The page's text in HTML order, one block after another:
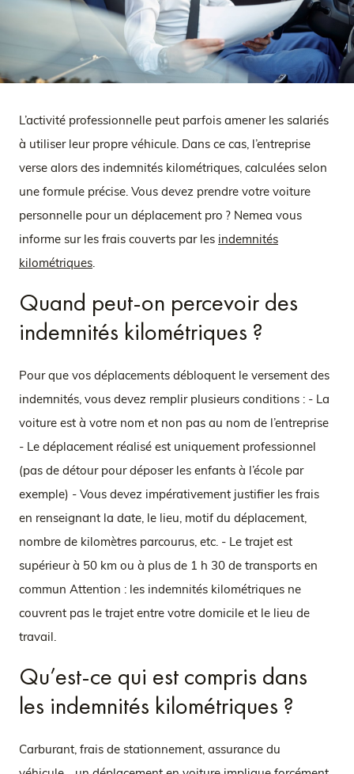
L’activité professionnelle peut parfois amener les salariés
à utiliser leur propre véhicule. Dans ce cas, l’entreprise
verse alors des indemnités kilométriques, calculées selon
une formule précise. Vous devez prendre votre voiture
personnelle pour un déplacement pro ? Nemea vous
informe sur les frais couverts par les indemnités
kilométriques.
Quand peut-on percevoir des
indemnités kilométriques ?
Pour que vos déplacements débloquent le versement des
indemnités, vous devez remplir plusieurs conditions : - La
voiture est à votre nom et non pas au nom de l’entreprise
- Le déplacement réalisé est uniquement professionnel
(pas de détour pour déposer les enfants à l’école par
exemple) - Vous devez impérativement justifier les frais
en renseignant la date, le lieu, motif du déplacement,
nombre de kilomètres parcourus, etc. - Le trajet est
supérieur à 50 km ou à plus de 1 h 30 de transports en
commun Attention : les indemnités kilométriques ne
couvrent pas le trajet entre votre domicile et le lieu de
travail.
Qu’est-ce qui est compris dans
les indemnités kilométriques ?
Carburant, frais de stationnement, assurance du